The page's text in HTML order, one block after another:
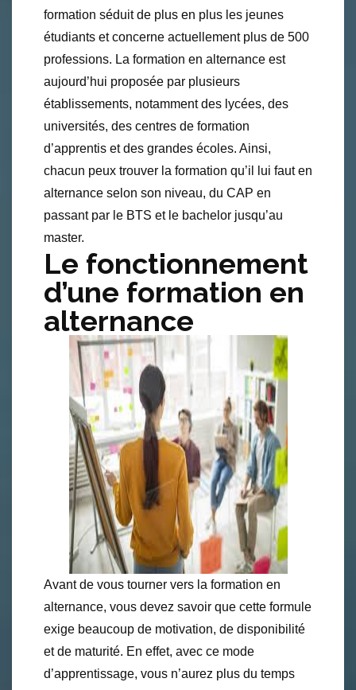
formation séduit de plus en plus les jeunes
étudiants et concerne actuellement plus de 500
professions. La formation en alternance est
aujourd’hui proposée par plusieurs
établissements, notamment des lycées, des
universités, des centres de formation
d’apprentis et des grandes écoles. Ainsi,
chacun peux trouver la formation qu’il lui faut en
alternance selon son niveau, du CAP en
passant par le BTS et le bachelor jusqu’au
master.
Le fonctionnement
d’une formation en
alternance
Avant de vous tourner vers la formation en
alternance, vous devez savoir que cette formule
exige beaucoup de motivation, de disponibilité
et de maturité. En effet, avec ce mode
d’apprentissage, vous n’aurez plus du temps